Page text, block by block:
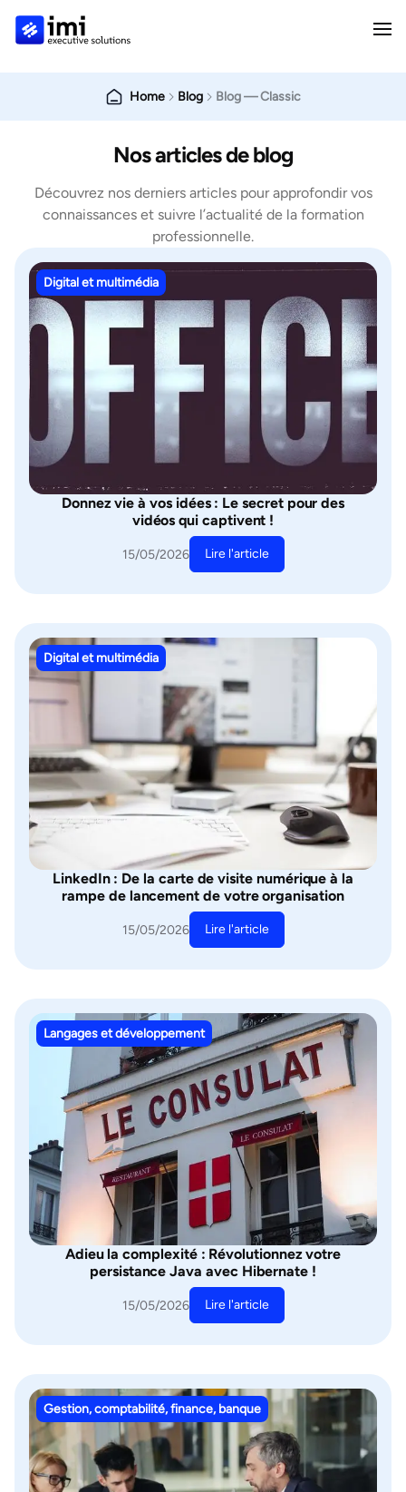
Home Blog Blog — Classic
Nos articles de blog
Découvrez nos derniers articles pour approfondir vos
connaissances et suivre l’actualité de la formation
professionnelle.
Digital et multimédia
Donnez vie à vos idées : Le secret pour des
vidéos qui captivent !
15/05/2026 Lire l'article
Digital et multimédia
LinkedIn : De la carte de visite numérique à la
rampe de lancement de votre organisation
15/05/2026 Lire l'article
Langages et développement
Adieu la complexité : Révolutionnez votre
persistance Java avec Hibernate !
15/05/2026 Lire l'article
Gestion, comptabilité, finance, banque